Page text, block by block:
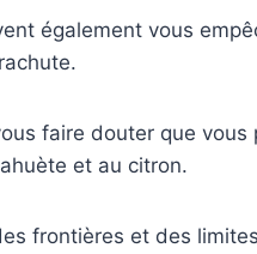
également vous
faire douter que
et au citron.
frontières et des